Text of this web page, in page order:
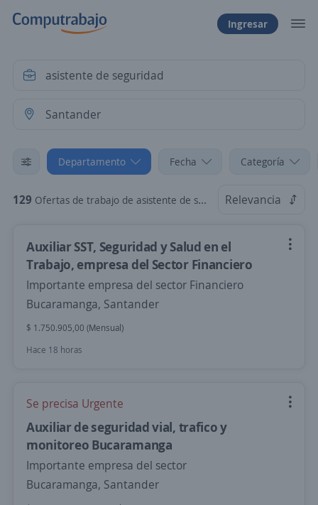
Ingresar
Departamento Fecha Categoría
129 Ofertas de trabajo de asistente de seguridad en Santander Relevancia
Auxiliar SST, Seguridad y Salud en el
Trabajo, empresa del Sector Financiero
Importante empresa del sector Financiero
Bucaramanga, Santander
$ 1.750.905,00 (Mensual)
Hace 18 horas
Se precisa Urgente
Auxiliar de seguridad vial, trafico y
monitoreo Bucaramanga
Importante empresa del sector
Bucaramanga, Santander